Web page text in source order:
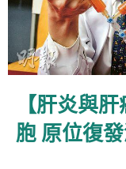
【肝炎與
胞 原位復